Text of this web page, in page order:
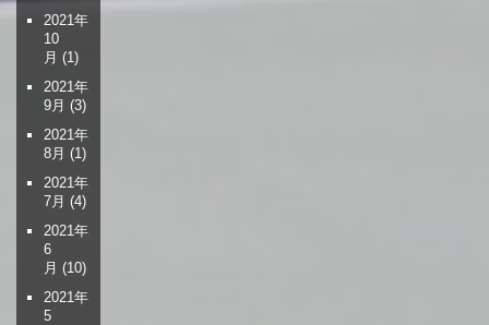
2021年
10
月 (1)
2021年
9月 (3)
2021年
8月 (1)
2021年
7月 (4)
2021年
6
月 (10)
2021年
5